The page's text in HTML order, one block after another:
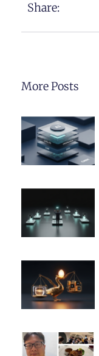
Share:
More Posts